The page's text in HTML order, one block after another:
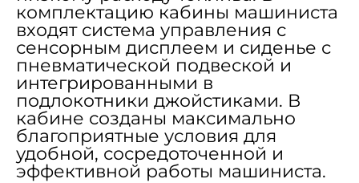
комплектацию кабины машиниста
входят система управления с
сенсорным дисплеем и сиденье с
пневматической подвеской и
интегрированными в
подлокотники джойстиками. В
кабине созданы максимально
благоприятные условия для
удобной, сосредоточенной и
эффективной работы машиниста.